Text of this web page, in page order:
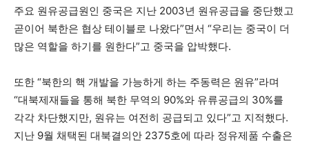
주요 원유공급원인 중국은 지난 2003년 원유공급을 중단했고
곧이어 북한은 협상 테이블로 나왔다”면서 “우리는 중국이 더
많은 역할을 하기를 원한다”고 중국을 압박했다.
또한 “북한의 핵 개발을 가능하게 하는 주동력은 원유”라며
“대북제재들을 통해 북한 무역의 90%와 유류공급의 30%를
각각 차단했지만, 원유는 여전히 공급되고 있다”고 지적했다.
지난 9월 채택된 대북결의안 2375호에 따라 정유제품 수출은